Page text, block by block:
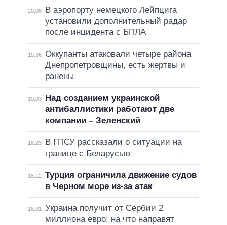
20:08
В аэропорту немецкого Лейпцига
установили дополнительный радар
после инцидента с БПЛА
19:36 Оккупанты атаковали четыре района
Днепропетровщины, есть жертвы и
ранены
19:03
Над созданием украинской
антибаллистики работают две
компании – Зеленский
18:23
В ГПСУ рассказали о ситуации на
границе с Беларусью
18:12 Турция ограничила движение судов
в Черном море из-за атак
18:01 Украина получит от Сербии 2
миллиона евро: на что направят